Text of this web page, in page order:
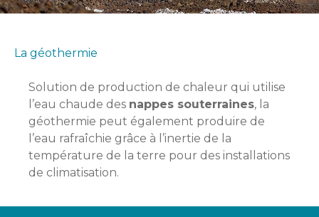
La géothermie
Solution de production de chaleur qui utilise
l’eau chaude des nappes souterraines, la
géothermie peut également produire de
l’eau rafraîchie grâce à l’inertie de la
température de la terre pour des installations
de climatisation.